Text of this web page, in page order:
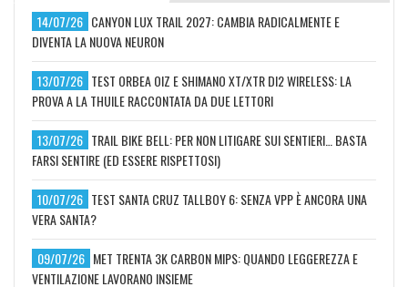
14/07/26 CANYON LUX TRAIL 2027: CAMBIA RADICALMENTE E
DIVENTA LA NUOVA NEURON
13/07/26 TEST ORBEA OIZ E SHIMANO XT/XTR DI2 WIRELESS: LA
PROVA A LA THUILE RACCONTATA DA DUE LETTORI
13/07/26 TRAIL BIKE BELL: PER NON LITIGARE SUI SENTIERI… BASTA
FARSI SENTIRE (ED ESSERE RISPETTOSI)
10/07/26 TEST SANTA CRUZ TALLBOY 6: SENZA VPP È ANCORA UNA
VERA SANTA?
09/07/26 MET TRENTA 3K CARBON MIPS: QUANDO LEGGEREZZA E
VENTILAZIONE LAVORANO INSIEME